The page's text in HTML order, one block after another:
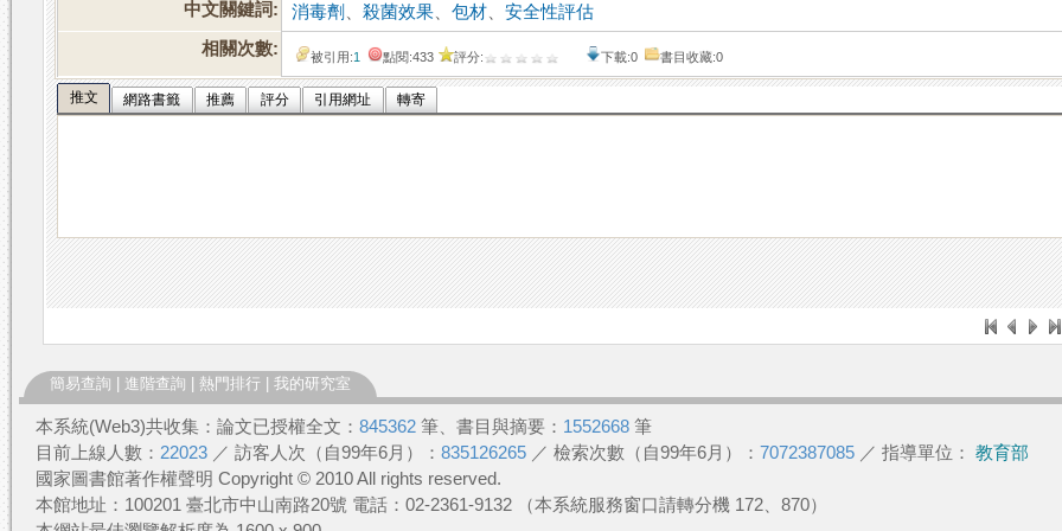
中文關鍵詞: 消毒劑 、殺菌效果 、包材 、安全性評估
相關次數:
被引用:1 點閱:433 評分: 下載:0 書目收藏:0
推文 網路書籤 推薦 評分 引用網址 轉寄
簡易查詢 進階查詢 熱門排行 我的研究室
本系統(Web3)共收集：論文已授權全文： 845362 筆、書目與摘要： 1552668 筆
目前上線人數： 22023 ／ 訪客人次（自99年6月）： 835126265 ／ 檢索次數（自99年6月）： 7072387085 ／ 指導單位： 教育部
國家圖書館著作權聲明 Copyright © 2010 All rights reserved.
本館地址：100201 臺北市中山南路20號 電話：02-2361-9132 （本系統服務窗口請轉分機 172、870）